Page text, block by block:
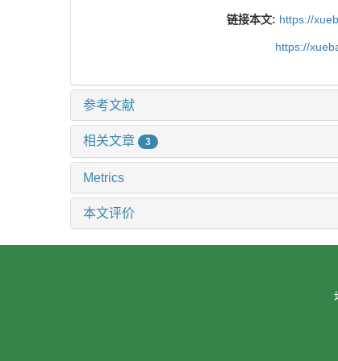
链接本文: https://
https://
参考文献
相关文章 3
Metrics
本文评价